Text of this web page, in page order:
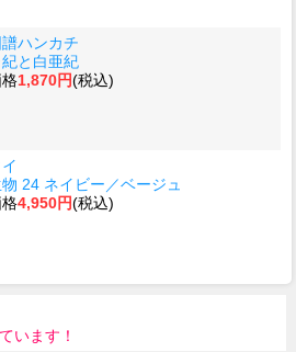
ハンカチ
と白亜紀
1,870円(税込)
24 ネイビー／ベージュ
4,950円(税込)
います！